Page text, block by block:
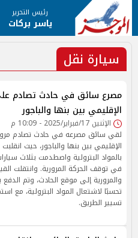
رئيس التحرير
ياسر بركات
سيارة نقل
مصرع سائق في حادث تصادم
الإقليمي بين بنها والباجور
الإثنين 17/فبراير/2025 - 10:09 م
لقي سائق مصرعه في حادث تصادم
الإقليمي بين بنها والباجور، حيث
بالمواد البترولية واصطدمت بثلاث
في توقف الحركة المرورية. وانتقلت
والمرورية إلى موقع الحادث، وتم الدفع
تحسبًا لاشتعال المواد البترولية، مع
تسيير الطريق.